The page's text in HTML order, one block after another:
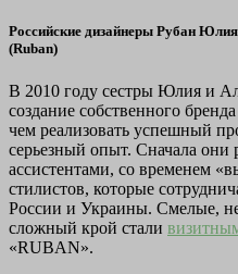
Российские дизайнеры Рубан
(Ruban)
В 2010 году сестры Юлия и
создание собственного
чем реализовать успешный
серьезный опыт. Сначала они
ассистентами, со временем
стилистов, которые
России и Украины. Смелые,
сложный крой стали
«RUBAN».